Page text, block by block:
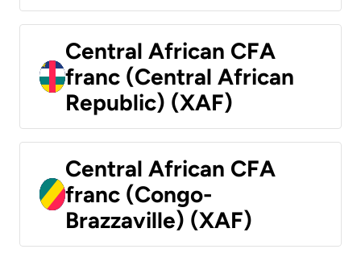
Central African CFA
franc (Central African
Republic) (XAF)
Central African CFA
franc (Congo-
Brazzaville) (XAF)